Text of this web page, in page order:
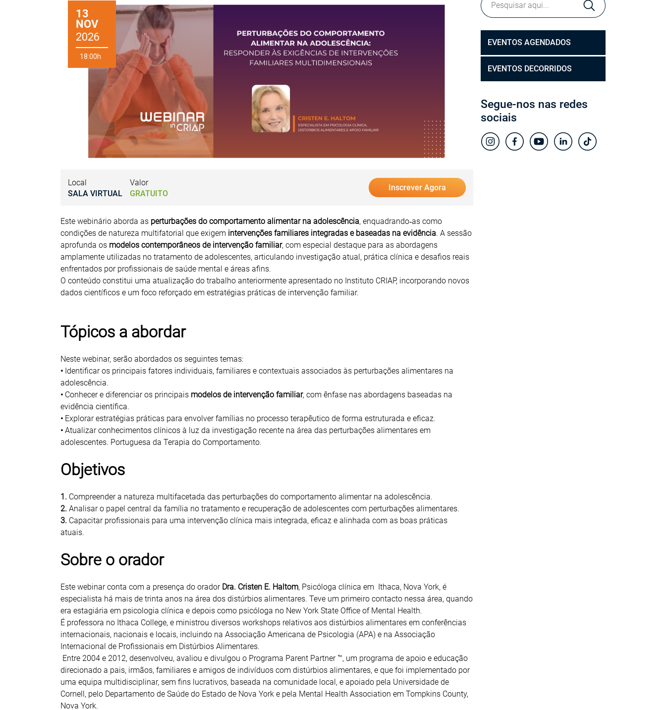
13
NOV
2026
18:00h
Local
SALA VIRTUAL
Valor
GRATUITO
Inscrever Agora
Este webinário aborda as perturbações do comportamento alimentar na adolescência, enquadrando‑as como
condições de natureza multifatorial que exigem intervenções familiares integradas e baseadas na evidência. A sessão
aprofunda os modelos contemporâneos de intervenção familiar, com especial destaque para as abordagens
amplamente utilizadas no tratamento de adolescentes, articulando investigação atual, prática clínica e desafios reais
enfrentados por profissionais de saúde mental e áreas afins.
O conteúdo constitui uma atualização do trabalho anteriormente apresentado no Instituto CRIAP, incorporando novos
dados científicos e um foco reforçado em estratégias práticas de intervenção familiar.
Tópicos a abordar
Neste webinar, serão abordados os seguintes temas:
• Identificar os principais fatores individuais, familiares e contextuais associados às perturbações alimentares na
adolescência.
• Conhecer e diferenciar os principais modelos de intervenção familiar, com ênfase nas abordagens baseadas na
evidência científica.
• Explorar estratégias práticas para envolver famílias no processo terapêutico de forma estruturada e eficaz.
• Atualizar conhecimentos clínicos à luz da investigação recente na área das perturbações alimentares em
adolescentes. Portuguesa da Terapia do Comportamento.
Objetivos
1. Compreender a natureza multifacetada das perturbações do comportamento alimentar na adolescência.
2. Analisar o papel central da família no tratamento e recuperação de adolescentes com perturbações alimentares.
3. Capacitar profissionais para uma intervenção clínica mais integrada, eficaz e alinhada com as boas práticas
atuais.
Sobre o orador
Este webinar conta com a presença do orador Dra. Cristen E. Haltom, Psicóloga clínica em Ithaca, Nova York, é
especialista há mais de trinta anos na área dos distúrbios alimentares. Teve um primeiro contacto nessa área, quando
era estagiária em psicologia clínica e depois como psicóloga no New York State Office of Mental Health.
É professora no Ithaca College, e ministrou diversos workshops relativos aos distúrbios alimentares em conferências
internacionais, nacionais e locais, incluindo na Associação Americana de Psicologia (APA) e na Associação
Internacional de Profissionais em Distúrbios Alimentares.
Entre 2004 e 2012, desenvolveu, avaliou e divulgou o Programa Parent Partner ™, um programa de apoio e educação
direcionado a pais, irmãos, familiares e amigos de indivíduos com distúrbios alimentares, e que foi implementado por
uma equipa multidisciplinar, sem fins lucrativos, baseada na comunidade local, e apoiado pela Universidade de
Cornell, pelo Departamento de Saúde do Estado de Nova York e pela Mental Health Association em Tompkins County,
Nova York.
EVENTOS AGENDADOS
EVENTOS DECORRIDOS
Segue-nos nas redes
sociais